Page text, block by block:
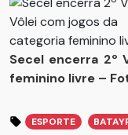
Secel encerra 2º
feminino livre –
ESPORTE